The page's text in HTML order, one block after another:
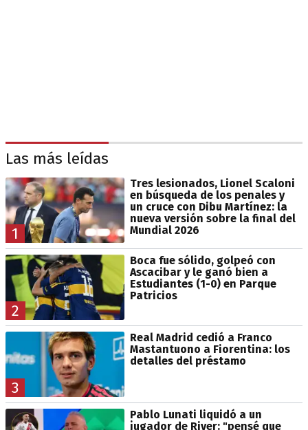
Las más leídas
1
Tres lesionados, Lionel Scaloni
en búsqueda de los penales y
un cruce con Dibu Martínez: la
nueva versión sobre la final del
Mundial 2026
2
Boca fue sólido, golpeó con
Ascacibar y le ganó bien a
Estudiantes (1-0) en Parque
Patricios
3
Real Madrid cedió a Franco
Mastantuono a Fiorentina: los
detalles del préstamo
Pablo Lunati liquidó a un
jugador de River: "pensé que